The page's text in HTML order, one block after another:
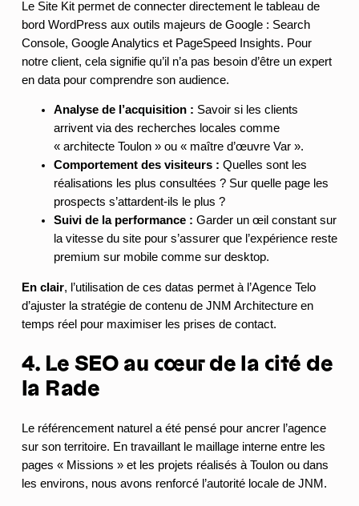
Le Site Kit permet de connecter directement le tableau de
bord WordPress aux outils majeurs de Google : Search
Console, Google Analytics et PageSpeed Insights. Pour
notre client, cela signifie qu’il n’a pas besoin d’être un expert
en data pour comprendre son audience.
Analyse de l’acquisition : Savoir si les clients
arrivent via des recherches locales comme
« architecte Toulon » ou « maître d’œuvre Var ».
Comportement des visiteurs : Quelles sont les
réalisations les plus consultées ? Sur quelle page les
prospects s’attardent-ils le plus ?
Suivi de la performance : Garder un œil constant sur
la vitesse du site pour s’assurer que l’expérience reste
premium sur mobile comme sur desktop.
En clair, l’utilisation de ces datas permet à l’Agence Telo
d’ajuster la stratégie de contenu de JNM Architecture en
temps réel pour maximiser les prises de contact.
4. Le SEO au cœur de la cité de
la Rade
Le référencement naturel a été pensé pour ancrer l’agence
sur son territoire. En travaillant le maillage interne entre les
pages « Missions » et les projets réalisés à Toulon ou dans
les environs, nous avons renforcé l’autorité locale de JNM.